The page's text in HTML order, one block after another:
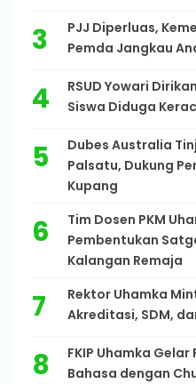
PJJ Diperluas,
Pemda Jangkau
RSUD Yowari
Siswa Diduga
Dubes Australia
Palsatu, Dukung
Kupang
Tim Dosen PKM
Pembentukan
Kalangan Remaja
Rektor Uhamka
Akreditasi, SDM,
FKIP Uhamka
Bahasa dengan